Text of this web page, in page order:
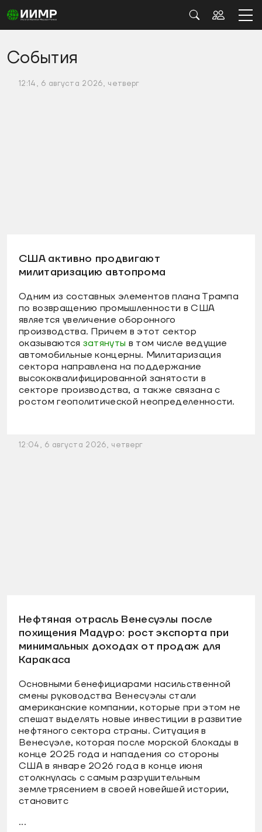
События
12:14, 6 августа 2026, четверг
США активно продвигают
милитаризацию автопрома
Одним из составных элементов плана Трампа
по возвращению промышленности в США
является увеличение оборонного
производства. Причем в этот сектор
оказываются затянуты в том числе ведущие
автомобильные концерны. Милитаризация
сектора направлена на поддержание
высококвалифицированной занятости в
секторе производства, а также связана с
ростом геополитической неопределенности.
12:04, 6 августа 2026, четверг
Нефтяная отрасль Венесуэлы после
похищения Мадуро: рост экспорта при
минимальных доходах от продаж для
Каракаса
Основными бенефициарами насильственной
смены руководства Венесуэлы стали
американские компании, которые при этом не
спешат выделять новые инвестиции в развитие
нефтяного сектора страны. Ситуация в
Венесуэле, которая после морской блокады в
конце 2025 года и нападения со стороны
США в январе 2026 года в конце июня
столкнулась с самым разрушительным
землетрясением в своей новейшей истории,
становитс
...